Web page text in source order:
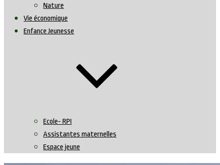
Nature
Vie économique
Enfance Jeunesse
Ecole- RPI
Assistantes maternelles
Espace jeune